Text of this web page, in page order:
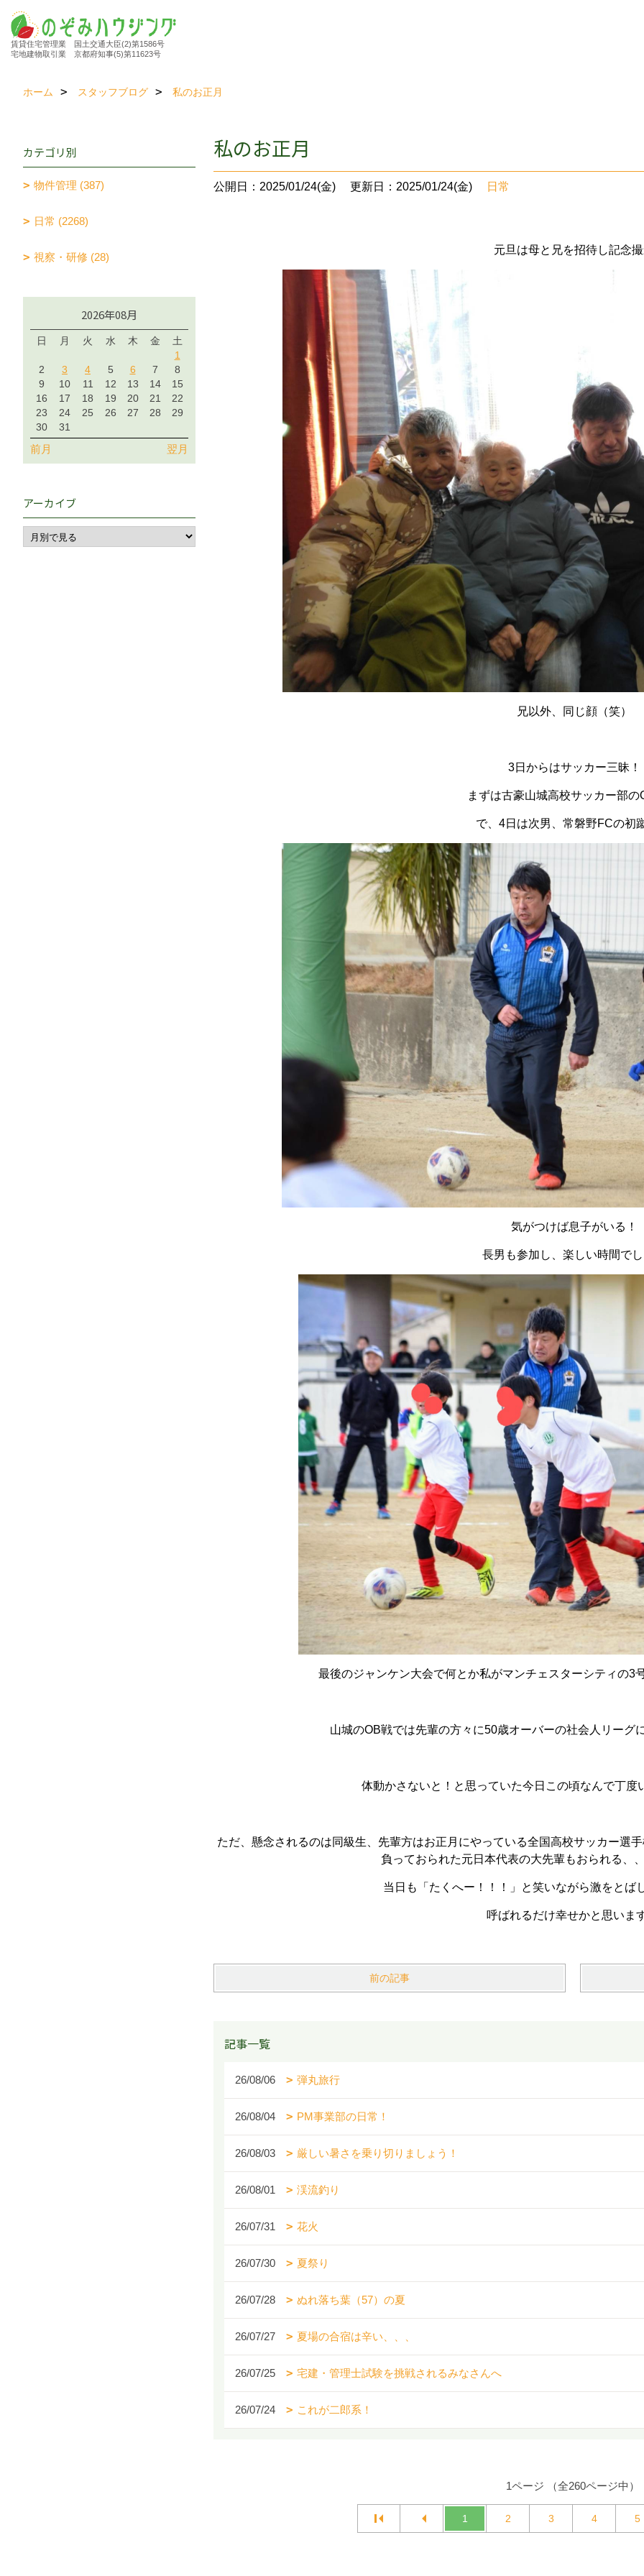
賃貸住宅管理業 国土交通大臣(2)第1586号
宅地建物取引業 京都府知事(5)第11623号
ホーム スタッフブログ 私のお正月
私のお正月
公開日：2025/01/24(金) 更新日：2025/01/24(金) 日常
元旦は母と兄を招待し記念
兄以外、同じ顔（笑）
3日からはサッカー三昧！
まずは古豪山城高校サッカー部の
で、4日は次男、常磐野FCの初
気がつけば息子がいる！
長男も参加し、楽しい時間で
最後のジャンケン大会で何とか私がマンチェスターシティの3
山城のOB戦では先輩の方々に50歳オーバーの社会人リーグ
体動かさないと！と思っていた今日この頃なんで丁度
ただ、懸念されるのは同級生、先輩方はお正月にやっている全国高校サッカー選
負っておられた元日本代表の大先輩もおられる、
当日も「たくへー！！！」と笑いながら激をとば
呼ばれるだけ幸せかと思いま
前の記事
記事一覧
26/08/06 弾丸旅行
26/08/04 PM事業部の日常！
26/08/03 厳しい暑さを乗り切りましょう！
26/08/01 渓流釣り
26/07/31 花火
26/07/30 夏祭り
26/07/28 ぬれ落ち葉（57）の夏
26/07/27 夏場の合宿は辛い、、、
26/07/25 宅建・管理士試験を挑戦されるみなさんへ
26/07/24 これが二郎系！
1ページ （全260ページ中）
1 2 3 4 5
カテゴリ別
物件管理 (387)
日常 (2268)
視察・研修 (28)
2026年08月
日 月 火 水 木 金
土
1
2
3 4 5 6 7
8
9
10 11 12 13 14
15
16
17 18 19 20 21
22
23
24 25 26 27 28
29
30
31
前月 翌月
アーカイブ